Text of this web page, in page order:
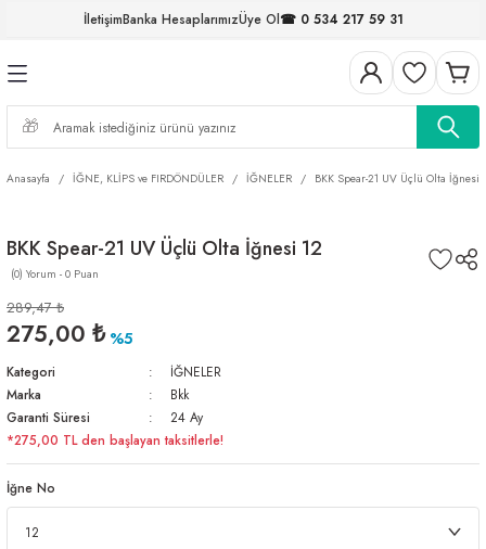
İletişimBanka HesaplarımızÜye Ol☎ 0 534 217 59 31
Geri Dön
Geri Dön
Geri Dön
Geri Dön
FIRDÖNDÜLER
Geri Dön
Geri Dön
Geri Dön
Geri Dön
Anasayfa İĞNE, KLİPS ve FIRDÖNDÜLER İĞNELER BKK Spear-21 UV Üçlü Olta İğnesi
BKK Spear-21 UV Üçlü Olta İğnesi 12
(0) Yorum - 0 Puan
289,47 ₺
275,00 ₺ %5
Kategori
İĞNELER
Marka
Bkk
Garanti Süresi
24 Ay
*275,00 TL den başlayan taksitlerle!
İğne No